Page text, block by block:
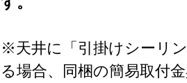
※天井に「引掛けシーリ
る場合、同梱の簡易取付